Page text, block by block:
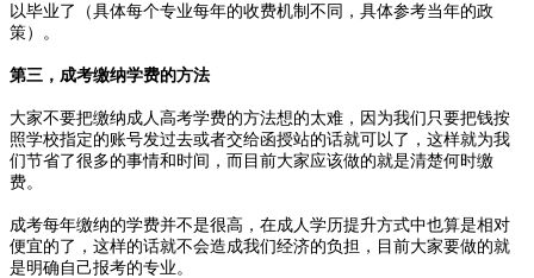
以毕业了（具体每个专业每年的收费机制不同，具体参考当年的政
策）。
第三，成考缴纳学费的方法
大家不要把缴纳成人高考学费的方法想的太难，因为我们只要把钱按
照学校指定的账号发过去或者交给函授站的话就可以了，这样就为我
们节省了很多的事情和时间，而目前大家应该做的就是清楚何时缴
费。
成考每年缴纳的学费并不是很高，在成人学历提升方式中也算是相对
便宜的了，这样的话就不会造成我们经济的负担，目前大家要做的就
是明确自己报考的专业。